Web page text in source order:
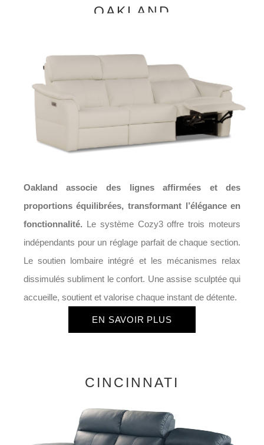
OAKLAND
Oakland associe des lignes affirmées et des
proportions équilibrées, transformant l’élégance en
fonctionnalité. Le système Cozy3 offre trois moteurs
indépendants pour un réglage parfait de chaque section.
Le soutien lombaire intégré et les mécanismes relax
dissimulés subliment le confort. Une assise sculptée qui
accueille, soutient et valorise chaque instant de détente.
EN SAVOIR PLUS
CINCINNATI